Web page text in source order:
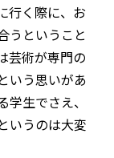
行く際に、お
うということ
芸術が専門の
いう思いがあ
生でさえ、
いうのは大変